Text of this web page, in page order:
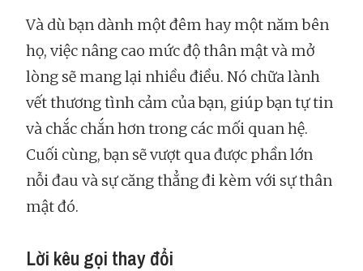
Và dù bạn dành một đêm hay một năm bên
họ, việc nâng cao mức độ thân mật và mở
lòng sẽ mang lại nhiều điều. Nó chữa lành
vết thương tình cảm của bạn, giúp bạn tự tin
và chắc chắn hơn trong các mối quan hệ.
Cuối cùng, bạn sẽ vượt qua được phần lớn
nỗi đau và sự căng thẳng đi kèm với sự thân
mật đó.
Lời kêu gọi thay đổi